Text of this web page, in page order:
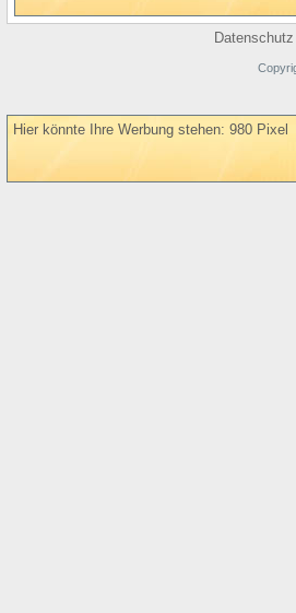
Datenschutz
Hier könnte Ihre Werbung stehen: 980 Pixel